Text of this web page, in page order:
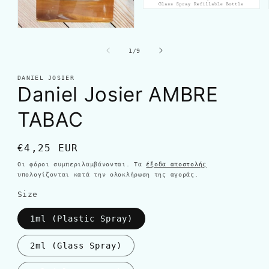
1 /από
9
DANIEL JOSIER
Daniel Josier AMBRE
TABAC
Κανονική
τιμή
€4,25 EUR
Οι φόροι συμπεριλαμβάνονται. Τα έξοδα αποστολής
υπολογίζονται κατά την ολοκλήρωση της αγοράς.
Size
1ml (Plastic Spray)
2ml (Glass Spray)